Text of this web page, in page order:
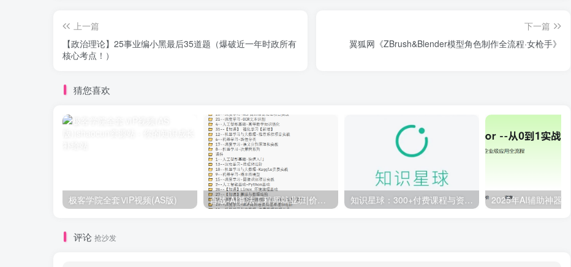
上一篇
【政治理论】25事业编小黑最后35道题（爆破近一年时政所有
核心考点！）
下一篇
翼狐网《ZBrush&Blender模型角色制作全流程·女枪手》
猜您喜欢
极客学院全套ⅥP视频(AS版) 百战-AI算法工程师就业班|价值18980元|冲击百万年薪|完结无秘 知识星球：300+付费课程与资料合集
评论 抢沙发